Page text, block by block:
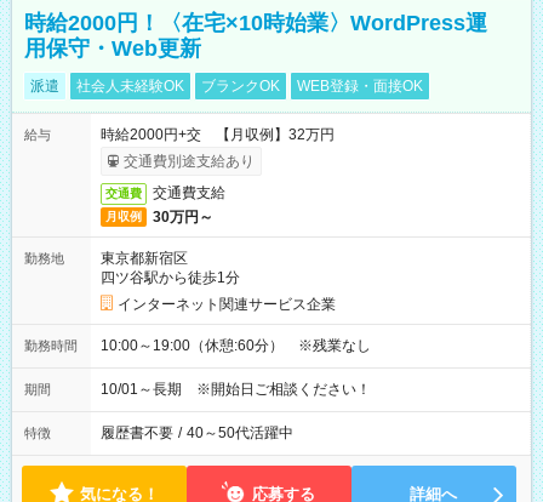
時給2000円！〈在宅×10時始業〉WordPress運
用保守・Web更新
派遣 社会人未経験OK ブランクOK WEB登録・面接OK
給与
時給2000円+交 【月収例】32万円
交通費別途支給あり
交通費 交通費支給
月収例 30万円～
勤務地
東京都新宿区
四ツ谷駅から徒歩1分
インターネット関連サービス企業
勤務時間 10:00～19:00（休憩:60分） ※残業なし
期間 10/01～長期 ※開始日ご相談ください！
特徴 履歴書不要 / 40～50代活躍中
気になる！ 応募する 詳細へ